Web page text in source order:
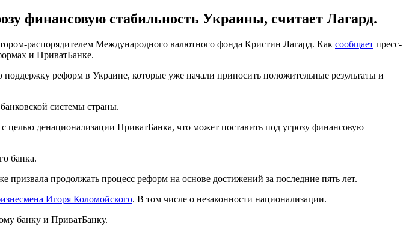
финансовую стабильность Украины, считает Лагард.
распорядителем Международного валютного фонда Кристин Лагард. Как сообщает пресс-
и ПриватБанке.
реформ в Украине, которые уже начали приносить положительные результаты и
системы страны.
целью денационализации ПриватБанка, что может поставить под угрозу финансовую
банка.
продолжать процесс реформ на основе достижений за последние пять лет.
Игоря Коломойского. В том числе о незаконности национализации.
банку и ПриватБанку.